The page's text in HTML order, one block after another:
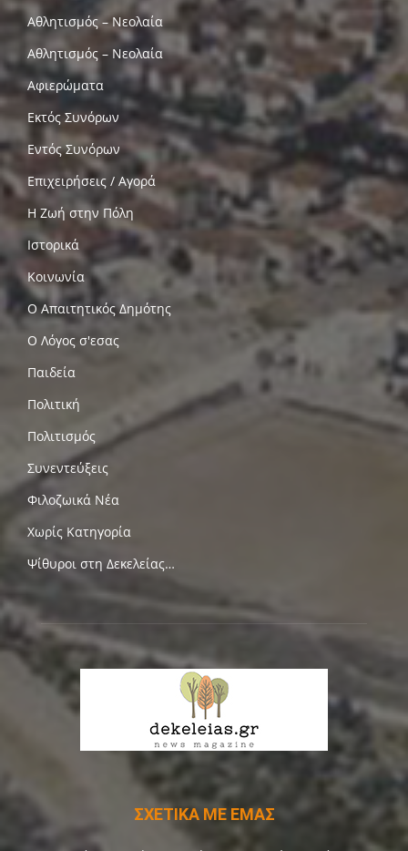
Αθλητισμός – Νεολαία
Αθλητισμός – Νεολαία
Αφιερώματα
Εκτός Συνόρων
Εντός Συνόρων
Επιχειρήσεις / Αγορά
Η Ζωή στην Πόλη
Ιστορικά
Κοινωνία
Ο Απαιτητικός Δημότης
Ο Λόγος σ'εσας
Παιδεία
Πολιτική
Πολιτισμός
Συνεντεύξεις
Φιλοζωικά Νέα
Χωρίς Κατηγορία
Ψίθυροι στη Δεκελείας…
ΣΧΕΤΙΚΑ ΜΕ ΕΜΑΣ